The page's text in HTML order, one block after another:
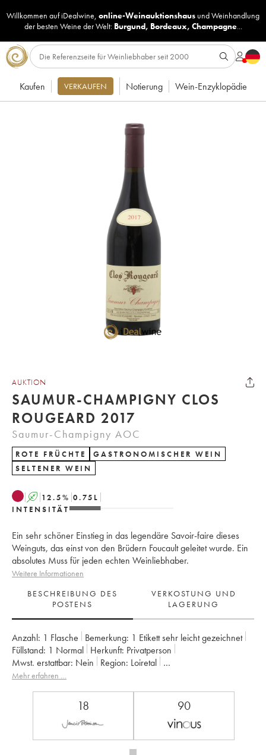
Willkommen auf iDealwine, online-Weinauktionshaus undWeinhandlung
der besten Weine der Welt: Burgund, Bordeaux, Champagne...
Kaufen VERKAUFEN Notierung Wein-Enzyklopädie
AUKTION
SAUMUR-CHAMPIGNY CLOS
ROUGEARD 2017
Saumur-Champigny AOC
ROTE FRÜCHTE
GASTRONOMISCHER WEIN
SELTENER WEIN
A 12.5% 0.75 L
INTENSITÄT
Ein sehr schöner Einstieg in das legendäre Savoir-faire dieses
Weinguts, das einst von den Brüdern Foucault geleitet wurde. Ein
absolutes Muss für jeden echten Weinliebhaber.
Weitere Informationen
BESCHREIBUNG DES
POSTENS
VERKOSTUNG UND
LAGERUNG
Anzahl: 1 Flasche Bemerkung: 1 Etikett sehr leicht gezeichnet
Füllstand: 1 Normal Herkunft:
privatperson
Mwst. erstattbar:
nein Region: Loiretal
Appellation: Saumur-Champigny
Mehr erfahren …
18 90